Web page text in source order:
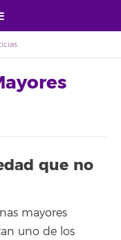
que no
mayores
uno de los